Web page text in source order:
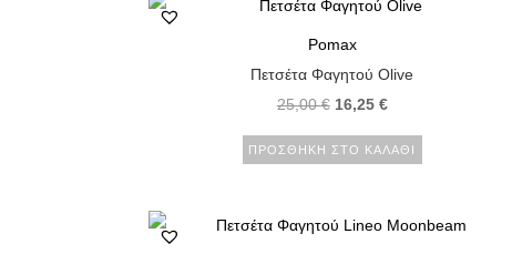
Pomax
Πετσέτα Φαγητού Olive
25,00€ 16,25 €
ΠΡΟΣΘΉΚΗ ΣΤΟ ΚΑΛΆΘΙ